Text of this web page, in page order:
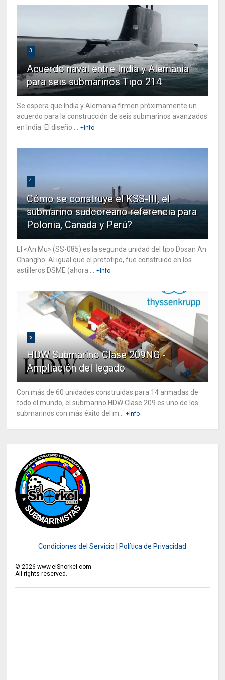
3
Acuerdo naval entre India y Alemania
para seis submarinos Tipo 214
Se espera que India y Alemania firmen próximamente un
acuerdo para la construcción de seis submarinos avanzados
en India. El diseño ... +Info
4
Cómo se construye el KSS-III, el
submarino sudcoreano referencia para
Polonia, Canada y Perú?
El «An Mu» (SS-085) es la segunda unidad del tipo Dosan An
Changho. Al igual que el prototipo, fue construido en los
astilleros DSME (ahora ... +Info
5
HDW Submarino Clase 209NG -
Ampliación del legado
Con más de 60 unidades construidas para 14 armadas de
todo el mundo, el submarino HDW Clase 209 es uno de los
submarinos con más éxito del m... +Info
Condiciones del Servicio Política de Privacidad
©2026 www.elSnorkel.com
All rights reserved.